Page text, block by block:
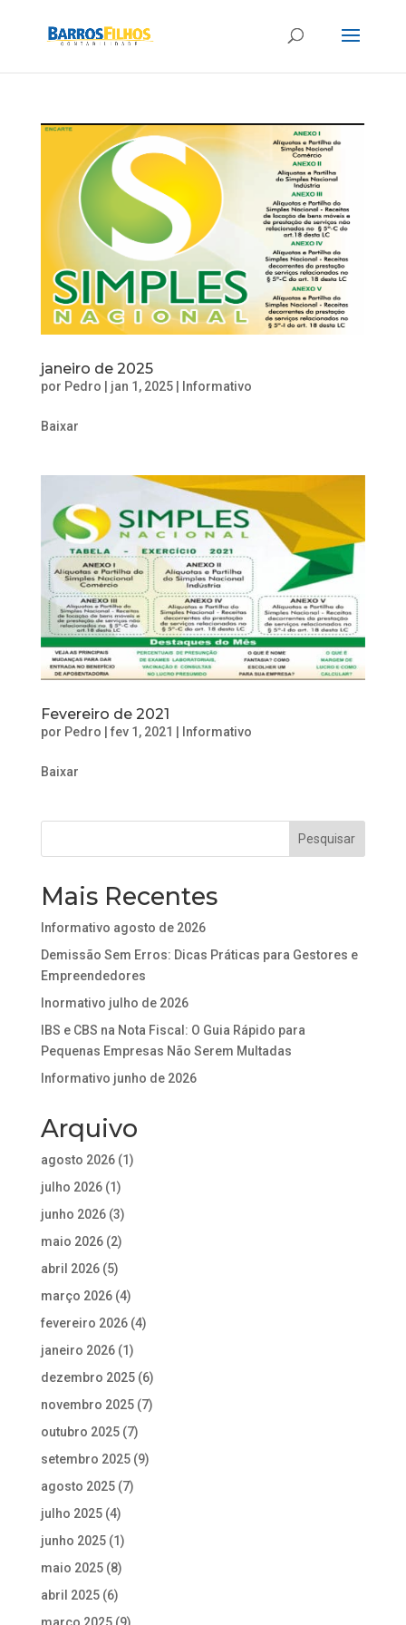
janeiro de 2025
por Pedro jan 1, 2025| Informativo
Baixar
Fevereiro de 2021
por Pedro fev 1, 2021 Informativo
Baixar
Mais Recentes
Informativo agosto de 2026
Demissão Sem Erros: Dicas Práticas para Gestores e
Empreendedores
Inormativo julho de 2026
IBS e CBS na Nota Fiscal: O Guia Rápido para
Pequenas Empresas Não Serem Multadas
Informativo junho de 2026
Arquivo
agosto 2026(1)
julho 2026(1)
junho 2026(3)
maio 2026(2)
abril 2026(5)
março 2026(4)
fevereiro 2026(4)
janeiro 2026(1)
dezembro 2025(6)
novembro 2025(7)
outubro 2025(7)
setembro 2025(9)
agosto 2025(7)
julho 2025(4)
junho 2025(1)
maio 2025(8)
abril 2025(6)